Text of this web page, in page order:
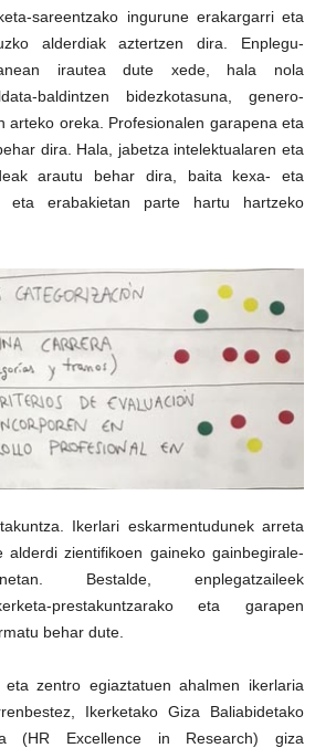
sareentzako ingurune erakargarri eta
alderdiak aztertzen dira. Enplegu-
irautea dute xede, hala nola
baldintzen bidezkotasuna, genero-
arteko oreka. Profesionalen garapena eta
dira. Hala, jabetza intelektualaren eta
arautu behar dira, baita kexa- eta
eta erabakietan parte hartu hartzeko
Ikerlari eskarmentudunek arreta
zientifikoen gaineko gainbegirale-
Bestalde, enplegatzaileek
prestakuntzarako eta garapen
behar dute.
zentro egiaztatuen ahalmen ikerlaria
Ikerketako Giza Baliabidetako
(HR Excellence in Research) giza